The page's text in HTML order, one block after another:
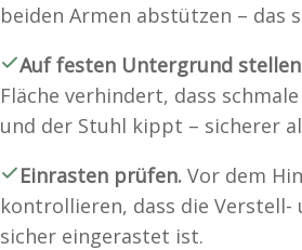
beiden Armen abstützen – das
Auf festen Untergrund
Fläche verhindert, dass
und der Stuhl kippt – sicherer
Einrasten prüfen. Vor dem
kontrollieren, dass die Verstell-
sicher eingerastet ist.